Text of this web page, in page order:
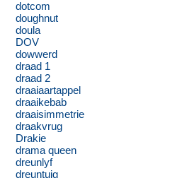
dotcom
doughnut
doula
DOV
dowwerd
draad 1
draad 2
draaiaartappel
draaikebab
draaisimmetrie
draakvrug
Drakie
drama queen
dreunlyf
dreuntuig